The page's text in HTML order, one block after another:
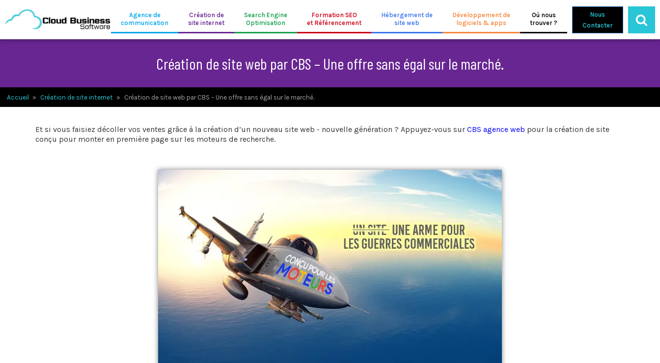
Agence de
communication
Création de
site internet
Search Engine
Optimisation
Formation SEO
et Référencement
Hébergement de
site web
Développement de
logiciels & apps
Où nous
trouver ?
Nous
Contacter
Création de site web par CBS – Une offre sans égal sur le marché.
Accueil » Création de site internet » Création de site web par CBS – Une offre sans égal sur le marché.
Et si vous faisiez décoller vos ventes grâce à la création d’un nouveau site web - nouvelle génération ? Appuyez-vous sur CBS agence web pour la création de site
conçu pour monter en première page sur les moteurs de recherche.